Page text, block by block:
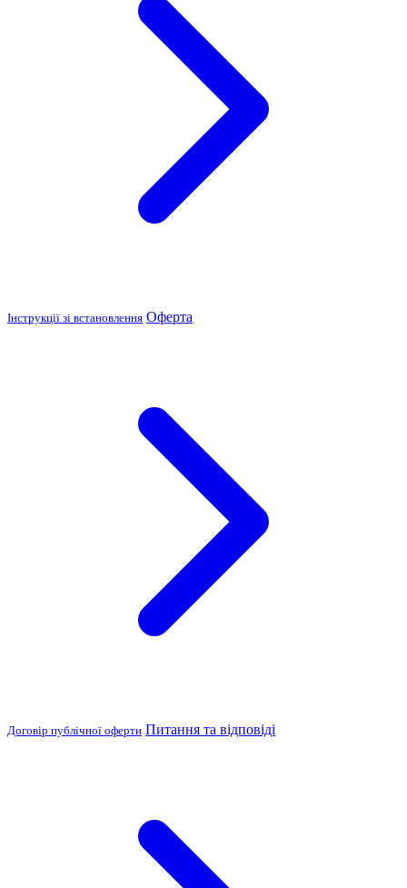
Інструкції зі встановлення Оферта
Договір публічної оферти Питання та відповіді